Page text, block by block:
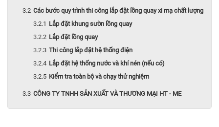
Các bước quy trình thi công lắp đặt lồng quay xi mạ chất lượng
Lắp đặt khung sườn lồng quay
Lắp đặt lồng quay
Thi công lắp đặt hệ thống điện
Lắp đặt hệ thống nước và khí nén (nếu có)
Kiểm tra toàn bộ và chạy thử nghiệm
CÔNG TY TNHH SẢN XUẤT VÀ THƯƠNG MẠI HT - ME